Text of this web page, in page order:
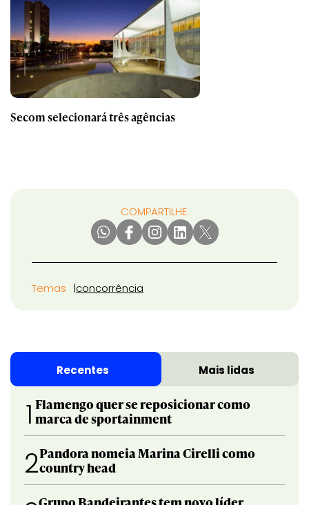
Secom selecionará três agências
COMPARTILHE:
Temas concorrência
Recentes Mais lidas
1 Flamengo quer se reposicionar como
marca de sportainment
2Pandora nomeia Marina Cirelli como
country head